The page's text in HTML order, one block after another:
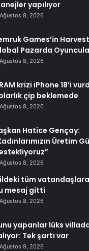
yapılıyor
Ağustos 8, 2026
Games’in
Pazarda
Ağustos 8, 2026
krizi iPhone 18’i
çip beklemede
Ağustos 8, 2026
Hatice Gençay:
Üretim
Ağustos 8, 2026
tüm vatandaşlara
mesaj gitti
Ağustos 8, 2026
yapanlar lüks
Tek şartı var
Ağustos 8, 2026